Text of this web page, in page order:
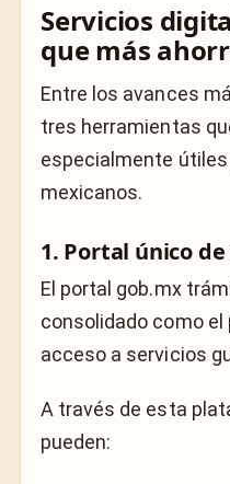
Servicios
que más
Entre los avances
tres herramientas
especialmente
mexicanos.
1. Portal único
El portal gob.mx
consolidado como el
acceso a servicios
A través de esta
pueden: